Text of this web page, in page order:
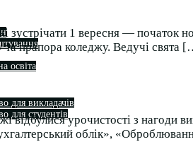
освіта
для викладачів
для студентів
зустрічати 1 вересня — початок
прапора коледжу. Ведучі свята
урочистості з нагоди
облік»,